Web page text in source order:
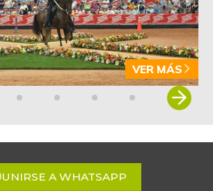
VER MÁS
UNIRSE A WHATSAPP